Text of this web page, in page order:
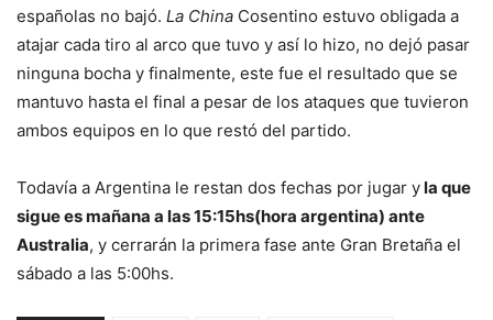
españolas no bajó. La China Cosentino estuvo obligada a
atajar cada tiro al arco que tuvo y así lo hizo, no dejó pasar
ninguna bocha y finalmente, este fue el resultado que se
mantuvo hasta el final a pesar de los ataques que tuvieron
ambos equipos en lo que restó del partido.
Todavía a Argentina le restan dos fechas por jugar yla que
sigue es mañana a las 15:15hs(hora argentina) ante
Australia, y cerrarán la primera fase ante Gran Bretaña el
sábado a las 5:00hs.